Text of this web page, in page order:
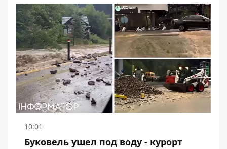
10:01
Буковель ушел под воду - курорт